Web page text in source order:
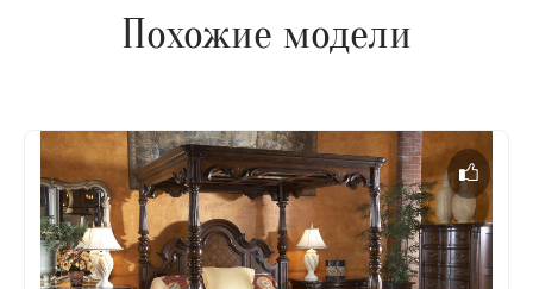
Похожие модели